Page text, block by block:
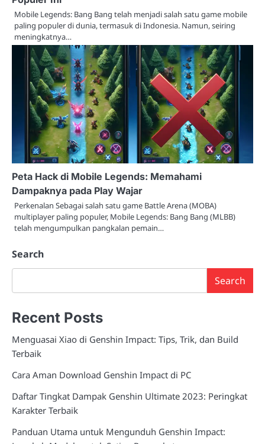
Mobile Legends: Bang Bang telah menjadi salah satu game mobile
paling populer di dunia, termasuk di Indonesia. Namun, seiring
meningkatnya…
Peta Hack di Mobile Legends: Memahami
Dampaknya pada Play Wajar
Perkenalan Sebagai salah satu game Battle Arena (MOBA)
multiplayer paling populer, Mobile Legends: Bang Bang (MLBB)
telah mengumpulkan pangkalan pemain…
Search
Search
Recent Posts
Menguasai Xiao di Genshin Impact: Tips, Trik, dan Build
Terbaik
Cara Aman Download Genshin Impact di PC
Daftar Tingkat Dampak Genshin Ultimate 2023: Peringkat
Karakter Terbaik
Panduan Utama untuk Mengunduh Genshin Impact: